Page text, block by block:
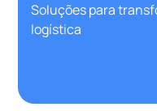
Soluções para
logística